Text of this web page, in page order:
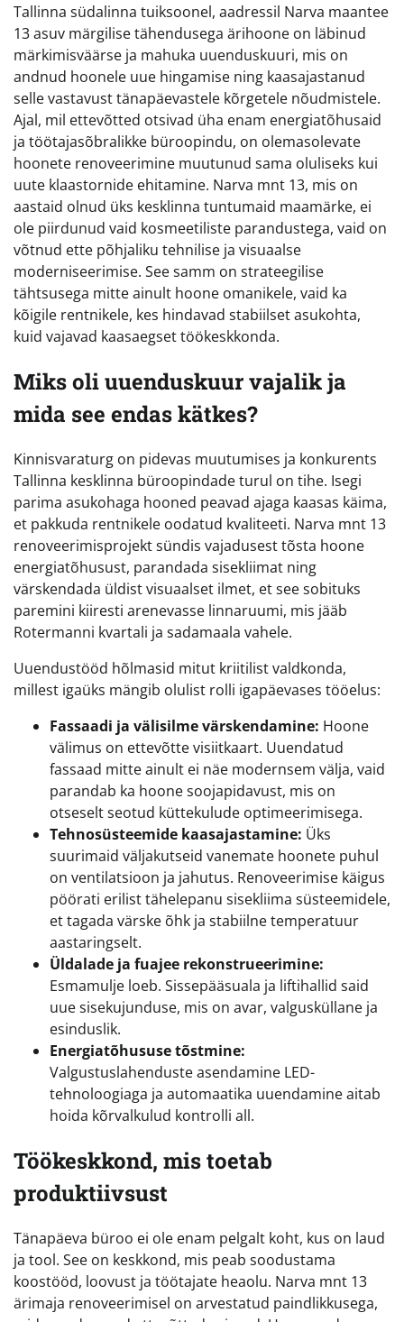
Tallinna südalinna tuiksoonel, aadressil Narva maantee
13 asuv märgilise tähendusega ärihoone on läbinud
märkimisväärse ja mahuka uuenduskuuri, mis on
andnud hoonele uue hingamise ning kaasajastanud
selle vastavust tänapäevastele kõrgetele nõudmistele.
Ajal, mil ettevõtted otsivad üha enam energiatõhusaid
ja töötajasõbralikke büroopindu, on olemasolevate
hoonete renoveerimine muutunud sama oluliseks kui
uute klaastornide ehitamine. Narva mnt 13, mis on
aastaid olnud üks kesklinna tuntumaid maamärke, ei
ole piirdunud vaid kosmeetiliste parandustega, vaid on
võtnud ette põhjaliku tehnilise ja visuaalse
moderniseerimise. See samm on strateegilise
tähtsusega mitte ainult hoone omanikele, vaid ka
kõigile rentnikele, kes hindavad stabiilset asukohta,
kuid vajavad kaasaegset töökeskkonda.
Miks oli uuenduskuur vajalik ja
mida see endas kätkes?
Kinnisvaraturg on pidevas muutumises ja konkurents
Tallinna kesklinna büroopindade turul on tihe. Isegi
parima asukohaga hooned peavad ajaga kaasas käima,
et pakkuda rentnikele oodatud kvaliteeti. Narva mnt 13
renoveerimisprojekt sündis vajadusest tõsta hoone
energiatõhusust, parandada sisekliimat ning
värskendada üldist visuaalset ilmet, et see sobituks
paremini kiiresti arenevasse linnaruumi, mis jääb
Rotermanni kvartali ja sadamaala vahele.
Uuendustööd hõlmasid mitut kriitilist valdkonda,
millest igaüks mängib olulist rolli igapäevases tööelus:
Fassaadi ja välisilme värskendamine: Hoone
välimus on ettevõtte visiitkaart. Uuendatud
fassaad mitte ainult ei näe modernsem välja, vaid
parandab ka hoone soojapidavust, mis on
otseselt seotud küttekulude optimeerimisega.
Tehnosüsteemide kaasajastamine: Üks
suurimaid väljakutseid vanemate hoonete puhul
on ventilatsioon ja jahutus. Renoveerimise käigus
pöörati erilist tähelepanu sisekliima süsteemidele,
et tagada värske õhk ja stabiilne temperatuur
aastaringselt.
Üldalade ja fuajee rekonstrueerimine:
Esmamulje loeb. Sissepääsuala ja liftihallid said
uue sisekujunduse, mis on avar, valgusküllane ja
esinduslik.
Energiatõhususe tõstmine:
Valgustuslahenduste asendamine LED-
tehnoloogiaga ja automaatika uuendamine aitab
hoida kõrvalkulud kontrolli all.
Töökeskkond, mis toetab
produktiivsust
Tänapäeva büroo ei ole enam pelgalt koht, kus on laud
ja tool. See on keskkond, mis peab soodustama
koostööd, loovust ja töötajate heaolu. Narva mnt 13
ärimaja renoveerimisel on arvestatud paindlikkusega,